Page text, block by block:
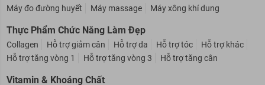
Máy đo đường huyết
Máy massage Máy xông khí dung
Thực Phẩm Chức Năng Làm Đẹp
Collagen Hỗ trợ giảm cân Hỗ trợ da Hỗ trợ tóc
Hỗ trợ khác
Hỗ trợ tăng vòng 1
Hỗ trợ tăng vòng 3 Hỗ trợ tăng cân
Vitamin & Khoáng Chất